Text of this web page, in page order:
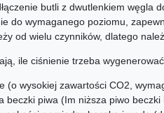
butli z dwutlenkiem węgla
do wymaganego poziomu,
od wielu czynników, dlatego
ile ciśnienie trzeba
(o wysokiej zawartości CO2,
beczki piwa (Im niższa piwo